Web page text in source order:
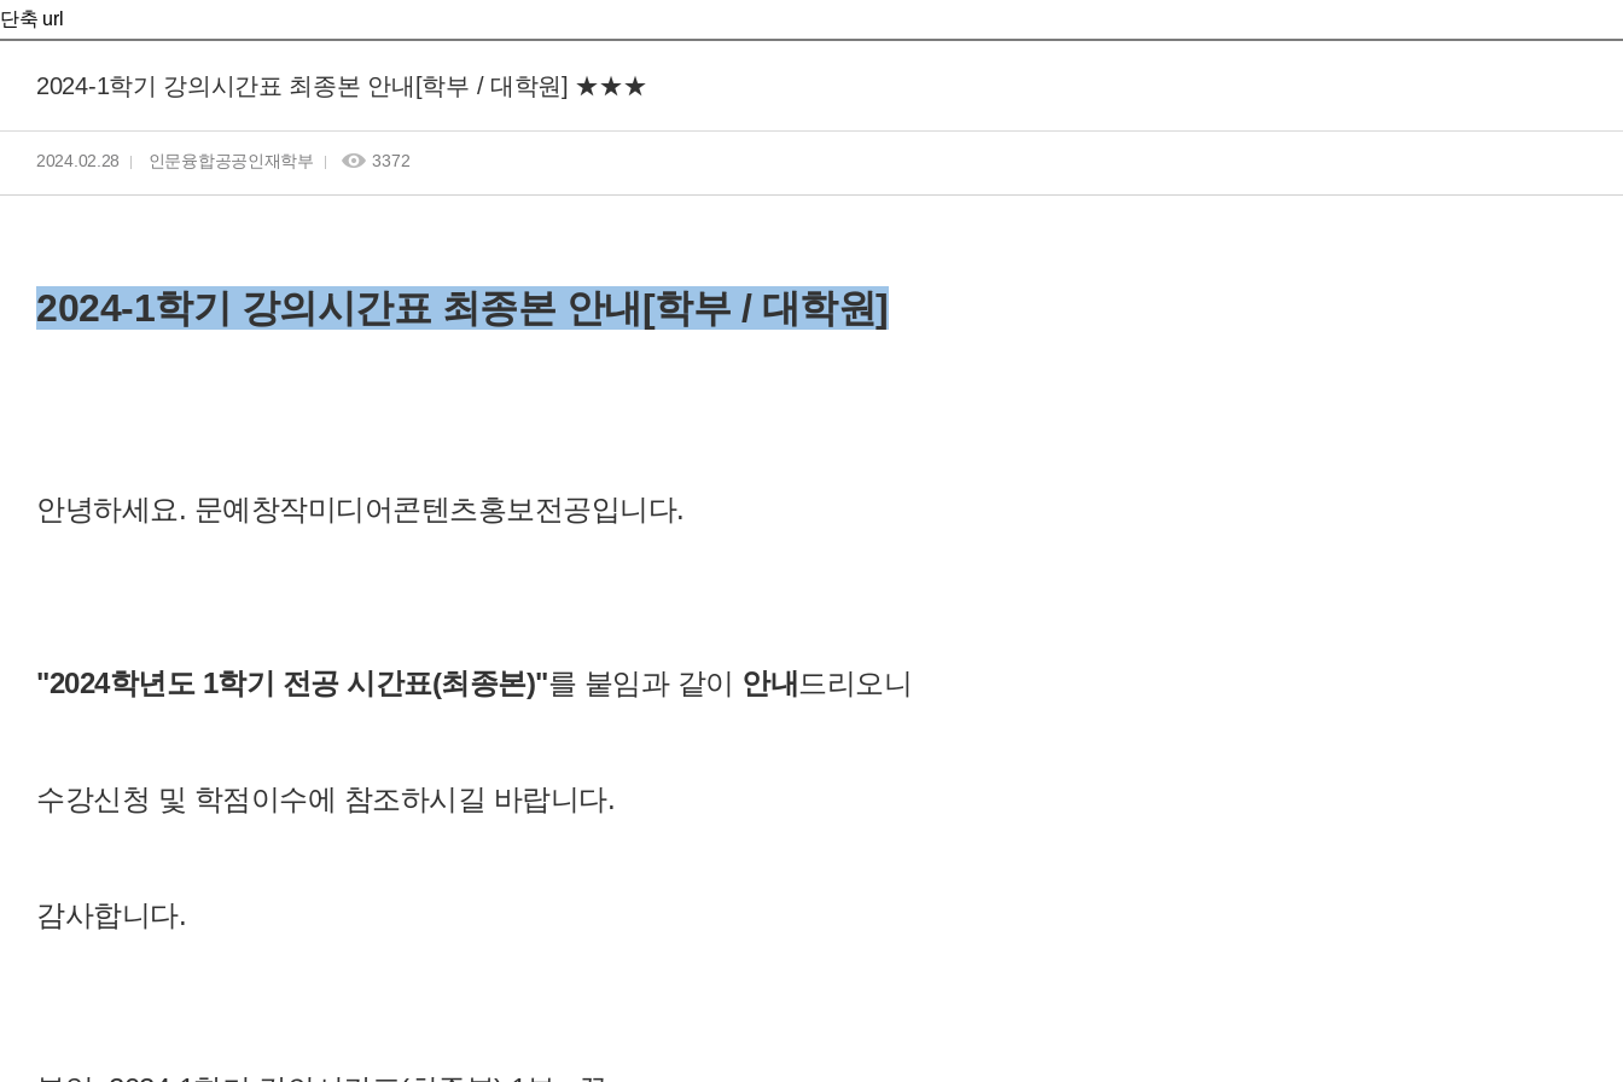
단축 url
2024-1학기 강의시간표 최종본 안내[학부 / 대학원] ★★★
2024.02.28 인문융합공공인재학부 3372
2024-1학기 강의시간표 최종본 안내[학부 / 대학원]
안녕하세요. 문예창작미디어콘텐츠홍보전공입니다.
"2024학년도 1학기 전공 시간표(최종본)"를 붙임과 같이 안내 드리오니
수강신청 및 학점이수에 참조하시길 바랍니다.
감사합니다.